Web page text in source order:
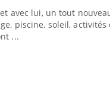
avec lui, un tout
piscine, soleil,
...